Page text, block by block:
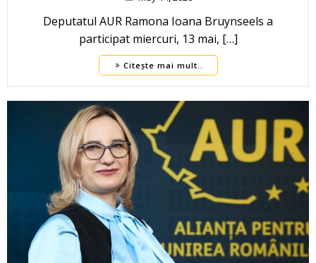
Deputatul AUR Ramona Ioana Bruynseels a
participat miercuri, 13 mai, […]
Citește mai mult..